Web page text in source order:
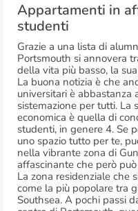
Appartamenti in
studenti
Grazie a una lista di
Portsmouth si annovera
della vita più basso, la
La buona notizia è che
universitari è abbastanza
sistemazione per tutti. La
economica è quella di
studenti, in genere 4. Se
uno spazio tutto per te,
nella vibrante zona di
affascinante che però
La zona residenziale che
come la più popolare tra
Southsea. A pochi passi